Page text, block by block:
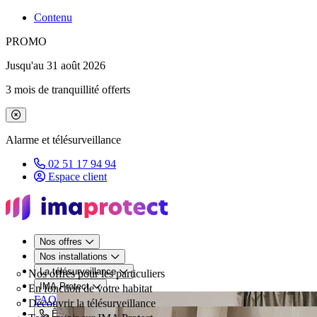
Contenu
PROMO
Jusqu'au 31 août 2026
3 mois de tranquillité offerts
Fermer le bandeau de promotion
Alarme et télésurveillance
02 51 17 94 94
Espace client
Nos offres
Nos offres pour les particuliers
Nos installations
En fonction de votre habitat
La télésurveillance
Découvrir la télésurveillance
IMA Protect
FAQ
Être rappelé